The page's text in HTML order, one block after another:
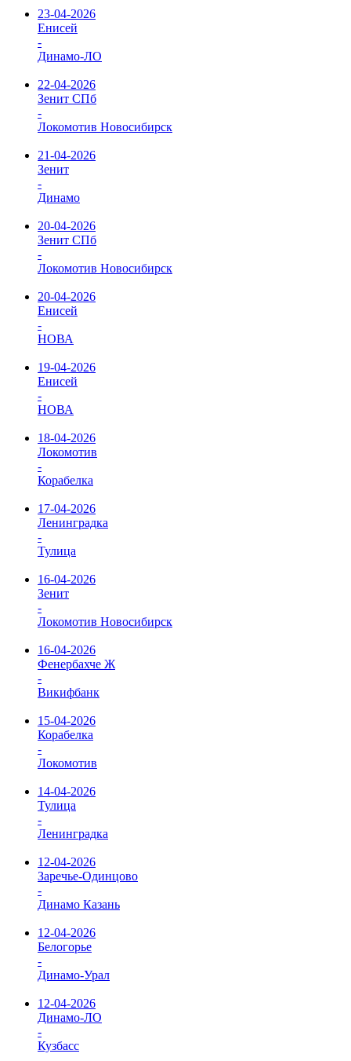
23-04-2026
Енисей
-
Динамо-ЛО
22-04-2026
Зенит СПб
-
Локомотив Новосибирск
21-04-2026
Зенит
-
Динамо
20-04-2026
Зенит СПб
-
Локомотив Новосибирск
20-04-2026
Енисей
-
НОВА
19-04-2026
Енисей
-
НОВА
18-04-2026
Локомотив
-
Корабелка
17-04-2026
Ленинградка
-
Тулица
16-04-2026
Зенит
-
Локомотив Новосибирск
16-04-2026
Фенербахче Ж
-
Викифбанк
15-04-2026
Корабелка
-
Локомотив
14-04-2026
Тулица
-
Ленинградка
12-04-2026
Заречье-Одинцово
-
Динамо Казань
12-04-2026
Белогорье
-
Динамо-Урал
12-04-2026
Динамо-ЛО
-
Кузбасс